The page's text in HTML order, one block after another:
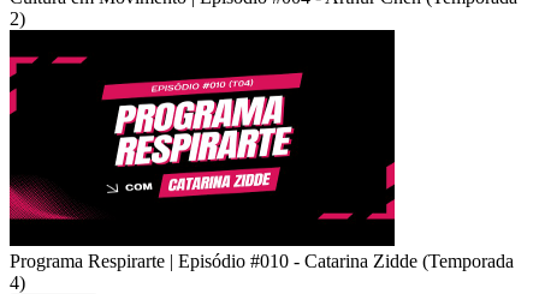
2)
Programa Respirarte | Episódio #010 - Catarina Zidde (Temporada
4)